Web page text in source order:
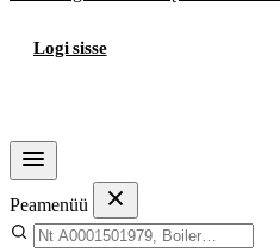
Logi sisse
Peamenüü